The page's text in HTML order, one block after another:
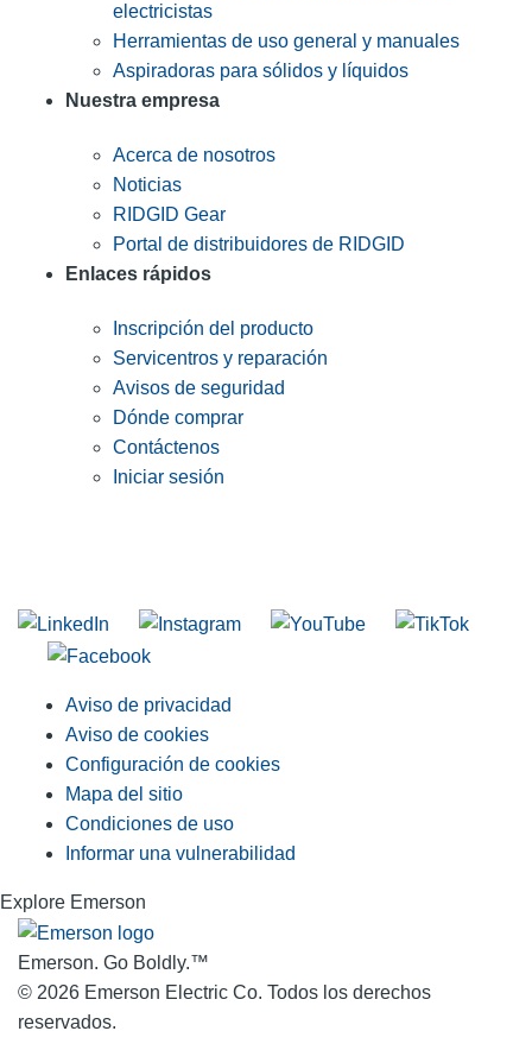
electricistas
Herramientas de uso general y manuales
Aspiradoras para sólidos y líquidos
Nuestra empresa
Acerca de nosotros
Noticias
RIDGID Gear
Portal de distribuidores de RIDGID
Enlaces rápidos
Inscripción del producto
Servicentros y reparación
Avisos de seguridad
Dónde comprar
Contáctenos
Iniciar sesión
Aviso de privacidad
Aviso de cookies
Configuración de cookies
Mapa del sitio
Condiciones de uso
Informar una vulnerabilidad
Explore Emerson
Emerson. Go Boldly.™
© 2026 Emerson Electric Co. Todos los derechos
reservados.